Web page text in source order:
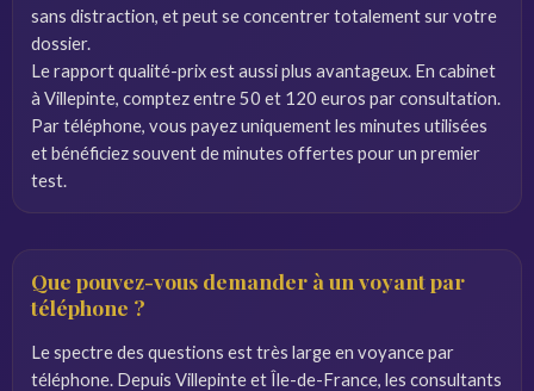
sans distraction, et peut se concentrer totalement sur votre
dossier.
Le rapport qualité-prix est aussi plus avantageux. En cabinet
à Villepinte, comptez entre 50 et 120 euros par consultation.
Par téléphone, vous payez uniquement les minutes utilisées
et bénéficiez souvent de minutes offertes pour un premier
test.
Que pouvez-vous demander à un voyant par
téléphone ?
Le spectre des questions est très large en voyance par
téléphone. Depuis Villepinte et Île-de-France, les consultants